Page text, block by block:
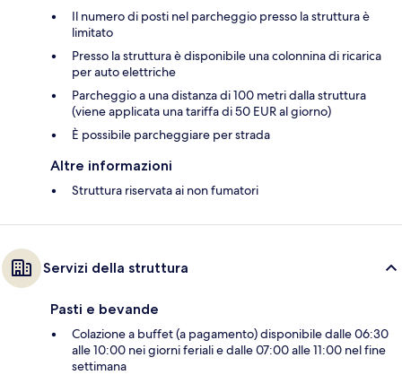
Il numero di posti nel parcheggio presso la struttura è
limitato
Presso la struttura è disponibile una colonnina di ricarica
per auto elettriche
Parcheggio a una distanza di 100 metri dalla struttura
(viene applicata una tariffa di 50 EUR al giorno)
È possibile parcheggiare per strada
Altre informazioni
Struttura riservata ai non fumatori
Servizi della struttura
Pasti e bevande
Colazione a buffet (a pagamento) disponibile dalle 06:30
alle 10:00 nei giorni feriali e dalle 07:00 alle 11:00 nel fine
settimana